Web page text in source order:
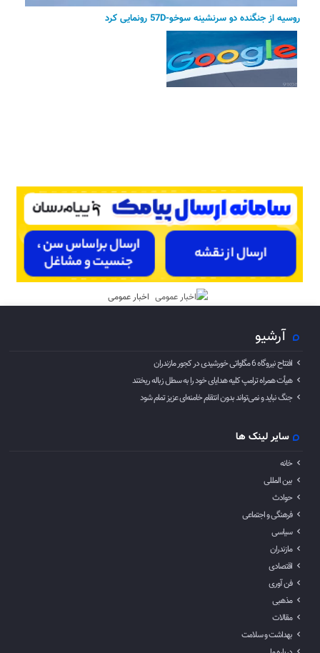
روسیه از جنگنده دو سرنشینه سوخو-57D رونمایی کرد
اخبار عمومی
آرشیو
افتتاح نیروگاه 6 مگاواتی خورشیدی در کجور مازندران
هیأت همراه ترامپ کلیه هدایای خود را به سطل زباله ریختند
جنگ نباید و نمی‌تواند بدون انتقام خامنه‌ای عزیز تمام شود
سایر لینک ها
خانه
بین المللی
حوادث
فرهنگی و اجتماعی
سیاسی
مازندران
اقتصادی
فن آوری
مذهبی
مقالات
بهداشت و سلامت